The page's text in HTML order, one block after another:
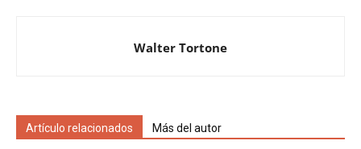
Walter Tortone
Artículo relacionados Más del autor